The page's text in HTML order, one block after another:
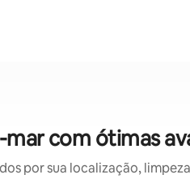
com ótimas
por sua localização,